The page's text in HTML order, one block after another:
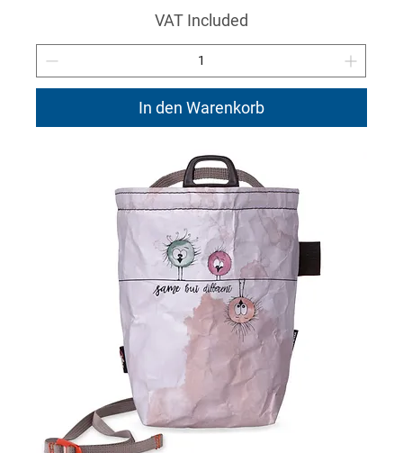
VAT Included
In den Warenkorb